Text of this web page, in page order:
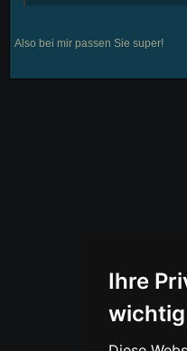
Ihre
wichtig
Also bei mir passen Sie super!